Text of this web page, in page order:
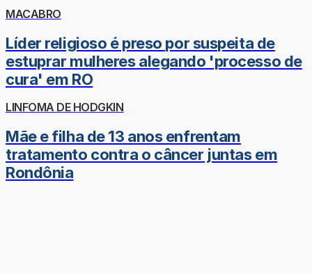
MACABRO
Líder religioso é preso por suspeita de
estuprar mulheres alegando 'processo de
cura' em RO
LINFOMA DE HODGKIN
Mãe e filha de 13 anos enfrentam
tratamento contra o câncer juntas em
Rondônia